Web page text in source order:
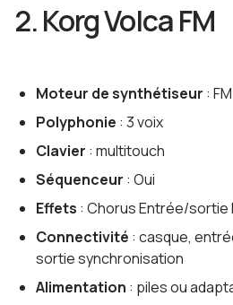
2. Korg Volca FM
Moteur de synthétiseur :
Polyphonie : 3 voix
Clavier : multitouch
Séquenceur : Oui
Effets : Chorus Entrée/sortie
Connectivité : casque,
sortie synchronisation
Alimentation : piles ou